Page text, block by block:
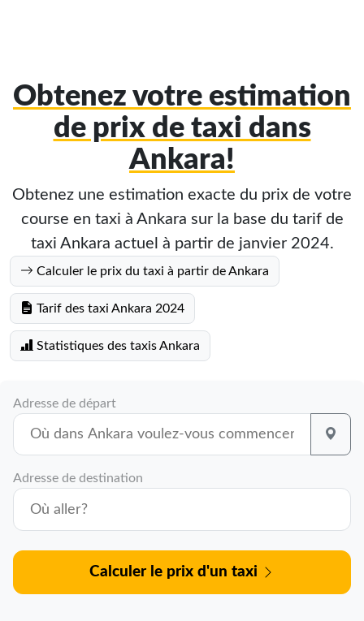
Obtenez votre estimation
de prix de taxi dans
Ankara!
Obtenez une estimation exacte du prix de votre
course en taxi à Ankara sur la base du tarif de
taxi Ankara actuel à partir de janvier 2024.
Calculer le prix du taxi à partir de Ankara
Tarif des taxi Ankara 2024
Statistiques des taxis Ankara
Adresse de départ
Adresse de destination
Calculer le prix d'un taxi